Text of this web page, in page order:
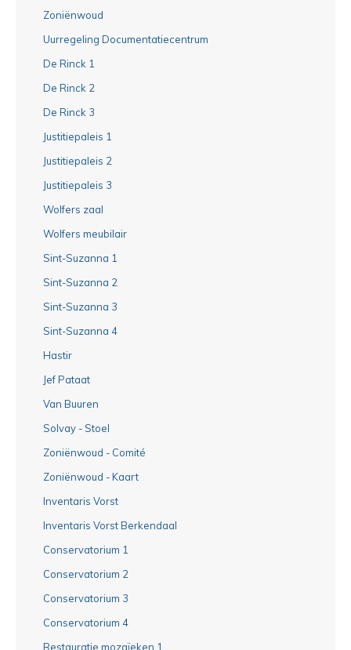
Zoniënwoud
Uurregeling Documentatiecentrum
De Rinck 1
De Rinck 2
De Rinck 3
Justitiepaleis 1
Justitiepaleis 2
Justitiepaleis 3
Wolfers zaal
Wolfers meubilair
Sint-Suzanna 1
Sint-Suzanna 2
Sint-Suzanna 3
Sint-Suzanna 4
Hastir
Jef Pataat
Van Buuren
Solvay - Stoel
Zoniënwoud - Comité
Zoniënwoud - Kaart
Inventaris Vorst
Inventaris Vorst Berkendaal
Conservatorium 1
Conservatorium 2
Conservatorium 3
Conservatorium 4
Restauratie mozaïeken 1